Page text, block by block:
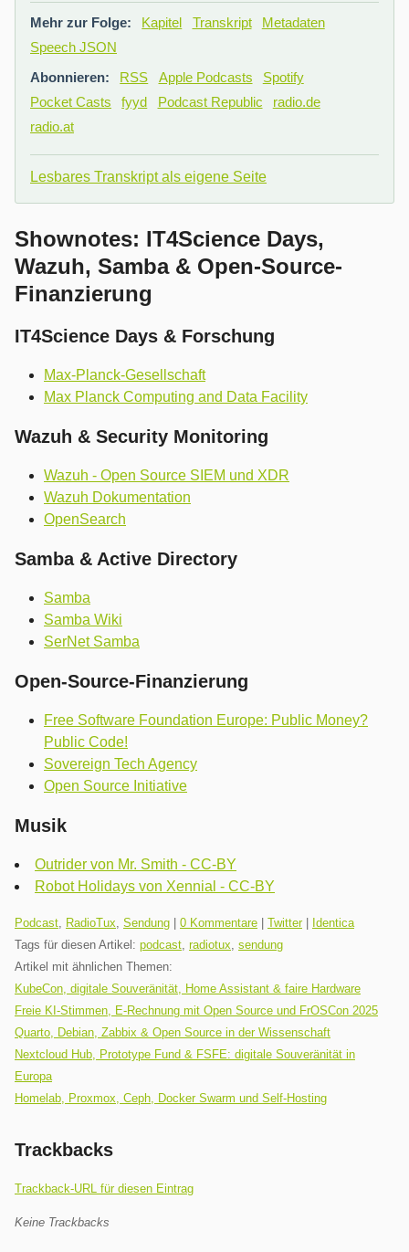
Mehr zur Folge: Kapitel Transkript
Metadaten
Speech JSON
Abonnieren:
RSS Apple Podcasts
Spotify
Pocket Casts
fyyd Podcast Republic
radio.de
radio.at
Lesbares Transkript als eigene Seite
Shownotes: IT4Science Days,
Wazuh, Samba & Open-Source-
Finanzierung
IT4Science Days & Forschung
Max-Planck-Gesellschaft
Max Planck Computing and Data Facility
Wazuh & Security Monitoring
Wazuh - Open Source SIEM und XDR
Wazuh Dokumentation
OpenSearch
Samba & Active Directory
Samba
Samba Wiki
SerNet Samba
Open-Source-Finanzierung
Free Software Foundation Europe: Public Money?
Public Code!
Sovereign Tech Agency
Open Source Initiative
Musik
Outrider von Mr. Smith - CC-BY
Robot Holidays von Xennial - CC-BY
Kategorien:
Podcast, RadioTux, Sendung 0 Kommentare Twitter|
Identica
Tags für diesen Artikel: podcast, radiotux, sendung
Artikel mit ähnlichen Themen:
KubeCon, digitale Souveränität, Home Assistant & faire Hardware
Freie KI-Stimmen, E-Rechnung mit Open Source und FrOSCon 2025
Quarto, Debian, Zabbix & Open Source in der Wissenschaft
Nextcloud Hub, Prototype Fund & FSFE: digitale Souveränität in
Europa
Homelab, Proxmox, Ceph, Docker Swarm und Self-Hosting
Trackbacks
Trackback-URL für diesen Eintrag
Keine Trackbacks